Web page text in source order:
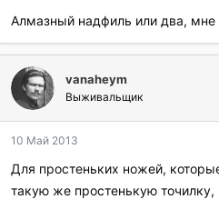
Алмазный надфиль или два, мне
vanaheym
Выживальщик
10 Май 2013
Для простеньких ножей,
такую же простенькую